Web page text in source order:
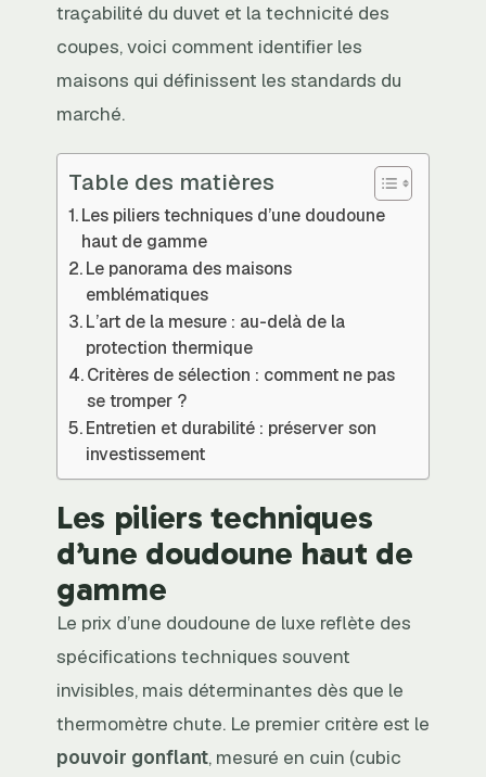
traçabilité du duvet et la technicité des
coupes, voici comment identifier les
maisons qui définissent les standards du
marché.
Table des matières
Les piliers techniques d’une doudoune
haut de gamme
Le panorama des maisons
emblématiques
L’art de la mesure : au-delà de la
protection thermique
Critères de sélection : comment ne pas
se tromper ?
Entretien et durabilité : préserver son
investissement
Les piliers techniques
d’une doudoune haut de
gamme
Le prix d’une doudoune de luxe reflète des
spécifications techniques souvent
invisibles, mais déterminantes dès que le
thermomètre chute. Le premier critère est le
pouvoir gonflant, mesuré en cuin (cubic